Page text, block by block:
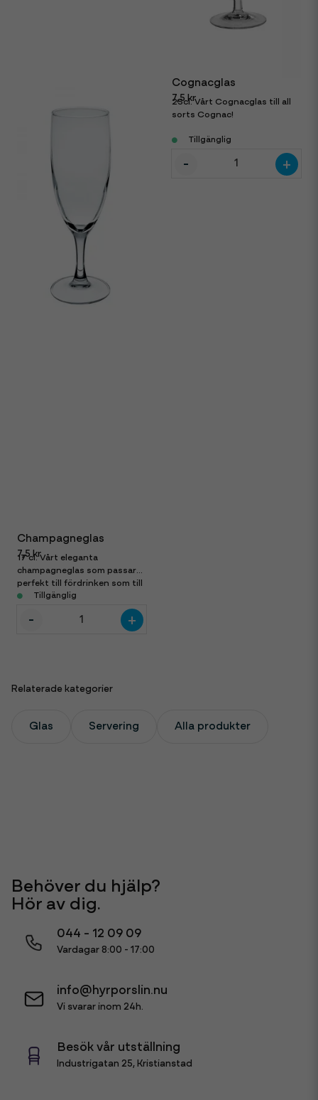
Champagneglas
7,5 kr
17 cl. Vårt eleganta
champagneglas som passar
perfekt till fördrinken som till
champagnen!
Tillgänglig
- +
Cognacglas
7,5 kr
25cl. Vårt Cognacglas till all
sorts Cognac!
Tillgänglig
- +
Relaterade kategorier
Glas Servering Alla produkter
Behöver du hjälp?
Hör av dig.
044 - 12 09 09
Vardagar 8:00 - 17:00
info@hyrporslin.nu
Vi svarar inom 24h.
Besök vår utställning
Industrigatan 25, Kristianstad